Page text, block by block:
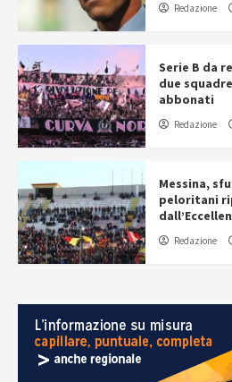
Redazione
Serie B da
due
abbonati
Redazione
Messina,
peloritani
Redazione